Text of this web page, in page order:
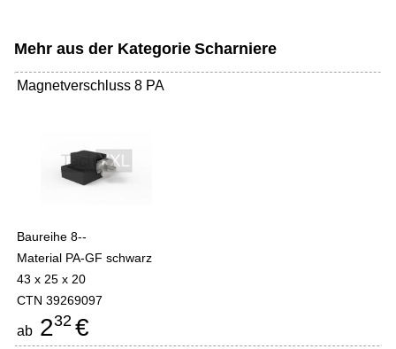
Mehr aus der Kategorie Scharniere
Magnetverschluss 8 PA
Baureihe 8--
Material PA-GF schwarz
43 x 25 x 20
CTN 39269097
ab 232 €